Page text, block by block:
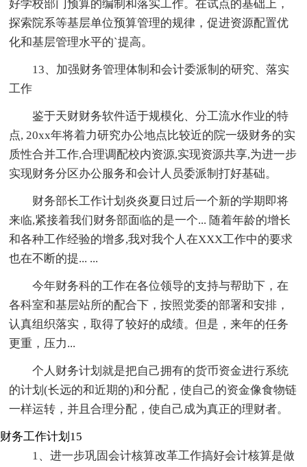
好学校部门预算的编制和落实工作。在试点的基础上，
探索院系等基层单位预算管理的规律，促进资源配置优
化和基层管理水平的`提高。
13、加强财务管理体制和会计委派制的研究、落实
工作
鉴于天财财务软件适于规模化、分工流水作业的特
点, 20xx年将着力研究办公地点比较近的院一级财务的实
质性合并工作,合理调配校内资源,实现资源共享,为进一步
实现财务分区办公服务和会计人员委派制打好基础。
财务部长工作计划炎炎夏日过后一个新的学期即将
来临,紧接着我们财务部面临的是一个... 随着年龄的增长
和各种工作经验的增多,我对我个人在XXX工作中的要求
也在不断的提... ...
今年财务科的工作在各位领导的支持与帮助下，在
各科室和基层站所的配合下，按照党委的部署和安排，
认真组织落实，取得了较好的成绩。但是，来年的任务
更重，压力...
个人财务计划就是把自己拥有的货币资金进行系统
的计划(长远的和近期的)和分配，使自己的资金像食物链
一样运转，并且合理分配，使自己成为真正的理财者。
财务工作计划15
1、进一步巩固会计核算改革工作搞好会计核算是做